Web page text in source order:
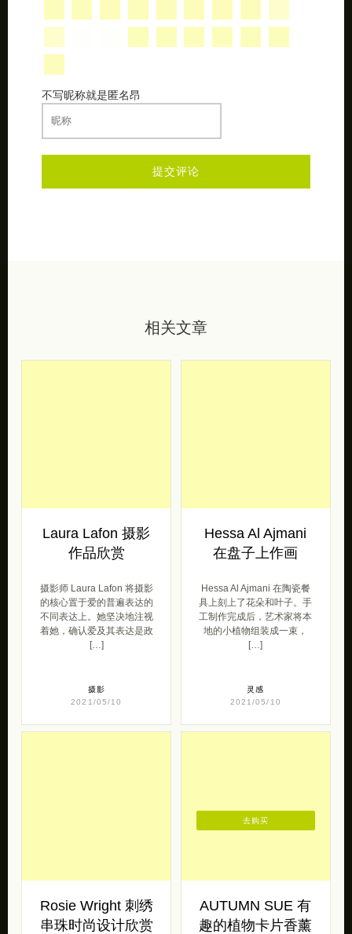
不写昵称就是匿名昂
相关文章
Laura Lafon 摄影
作品欣赏
摄影师 Laura Lafon 将摄影
的核心置于爱的普遍表达的
不同表达上。她坚决地注视
着她，确认爱及其表达是政
[…]
摄影
2021/05/10
Hessa Al Ajmani
在盘子上作画
Hessa Al Ajmani 在陶瓷餐
具上刻上了花朵和叶子。手
工制作完成后，艺术家将本
地的小植物组装成一束，
[…]
灵感
2021/05/10
Rosie Wright 刺绣
串珠时尚设计欣赏
AUTUMN SUE 有
趣的植物卡片香薰
去购买